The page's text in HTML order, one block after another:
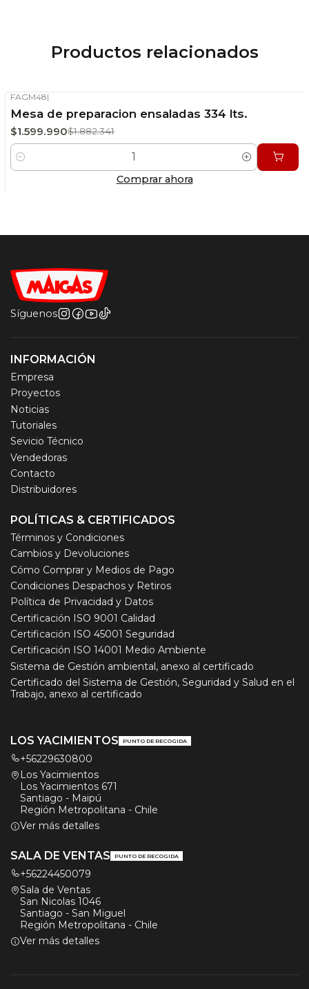
Productos relacionados
Stock disponible
FAGM48|
Mesa de preparacion ensaladas 334 lts.
$1.599.990$1.882.341
Cantidad
Comprar ahora
Síguenos
INFORMACIÓN
Empresa
Proyectos
Noticias
Tutoriales
Sevicio Técnico
Vendedoras
Contacto
Distribuidores
POLÍTICAS & CERTIFICADOS
Términos y Condiciones
Cambios y Devoluciones
Cómo Comprar y Medios de Pago
Condiciones Despachos y Retiros
Política de Privacidad y Datos
Certificación ISO 9001 Calidad
Certificación ISO 45001 Seguridad
Certificación ISO 14001 Medio Ambiente
Sistema de Gestión ambiental, anexo al certificado
Certificado del Sistema de Gestión, Seguridad y Salud en el
Trabajo, anexo al certificado
LOS YACIMIENTOS PUNTO DE RECOGIDA
+56229630800
Los Yacimientos
Los Yacimientos 671
Santiago - Maipú
Región Metropolitana - Chile
Ver más detalles
SALA DE VENTAS PUNTO DE RECOGIDA
+56224450079
Sala de Ventas
San Nicolas 1046
Santiago - San Miguel
Región Metropolitana - Chile
Ver más detalles